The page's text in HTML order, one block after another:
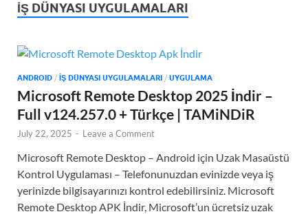
İŞ DÜNYASI UYGULAMALARI
ANDROID / İŞ DÜNYASI UYGULAMALARI / UYGULAMA
Microsoft Remote Desktop 2025 İndir –
Full v124.257.0 + Türkçe | TAMiNDiR
July 22, 2025 - Leave a Comment
Microsoft Remote Desktop – Android için Uzak Masaüstü
Kontrol Uygulaması – Telefonunuzdan evinizde veya iş
yerinizde bilgisayarınızı kontrol edebilirsiniz. Microsoft
Remote Desktop APK İndir, Microsoft’un ücretsiz uzak